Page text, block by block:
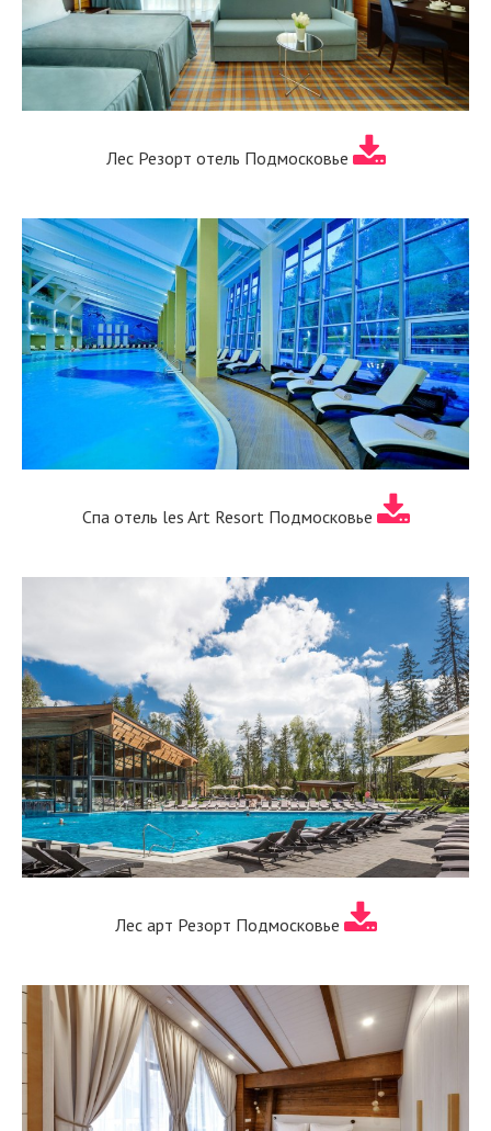
Лес Резорт отель Подмосковье
Спа отель les Art Resort Подмосковье
Лес арт Резорт Подмосковье